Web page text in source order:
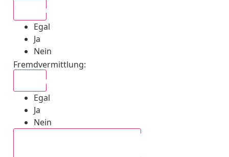
Egal
Ja
Nein
Fremdvermittlung:
Egal
Ja
Nein